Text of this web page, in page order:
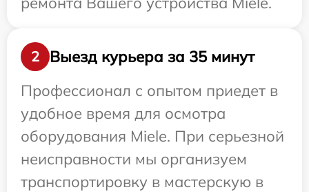
2
Выезд курьера за 35 минут
Профессионал с опытом приедет в
удобное время для осмотра
оборудования Miele. При серьезной
неисправности мы организуем
транспортировку в мастерскую в